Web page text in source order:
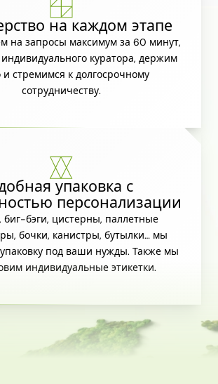
на каждом этапе
на запросы максимум за 60 минут,
куратора, держим
и стремимся к долгосрочному
сотрудничеству.
упаковка с
персонализации
бэги, цистерны, паллетные
бочки, канистры, бутылки… мы
под ваши нужды. Также мы
индивидуальные этикетки.